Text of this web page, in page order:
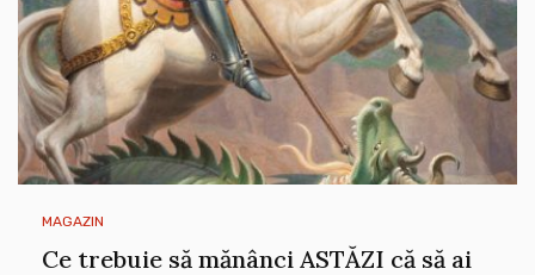
MAGAZIN
Ce trebuie să mănânci ASTĂZI că să ai